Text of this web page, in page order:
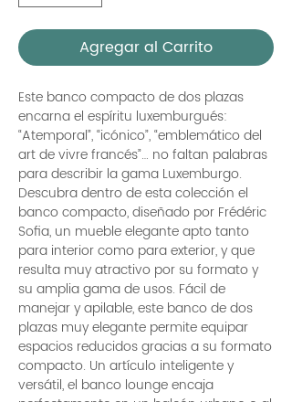
Agregar al Carrito
Este banco compacto de dos plazas
encarna el espíritu luxemburgués:
“Atemporal”, “icónico”, “emblemático del
art de vivre francés”… no faltan palabras
para describir la gama Luxemburgo.
Descubra dentro de esta colección el
banco compacto, diseñado por Frédéric
Sofia, un mueble elegante apto tanto
para interior como para exterior, y que
resulta muy atractivo por su formato y
su amplia gama de usos. Fácil de
manejar y apilable, este banco de dos
plazas muy elegante permite equipar
espacios reducidos gracias a su formato
compacto. Un artículo inteligente y
versátil, el banco lounge encaja